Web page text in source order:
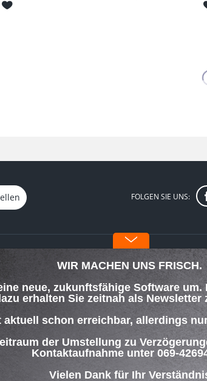
FOLGEN SIE UNS:
WIR MACHEN UNS FRISCH.
neue, zukunftsfähige Software
erhalten Sie zeitnah als Newsletter
schon erreichbar, allerdings
der Umstellung zu
Kontaktaufnahme unter 069-
Vielen Dank für Ihr
INFORMATIONEN
Über uns
Datenschutz
Impressum